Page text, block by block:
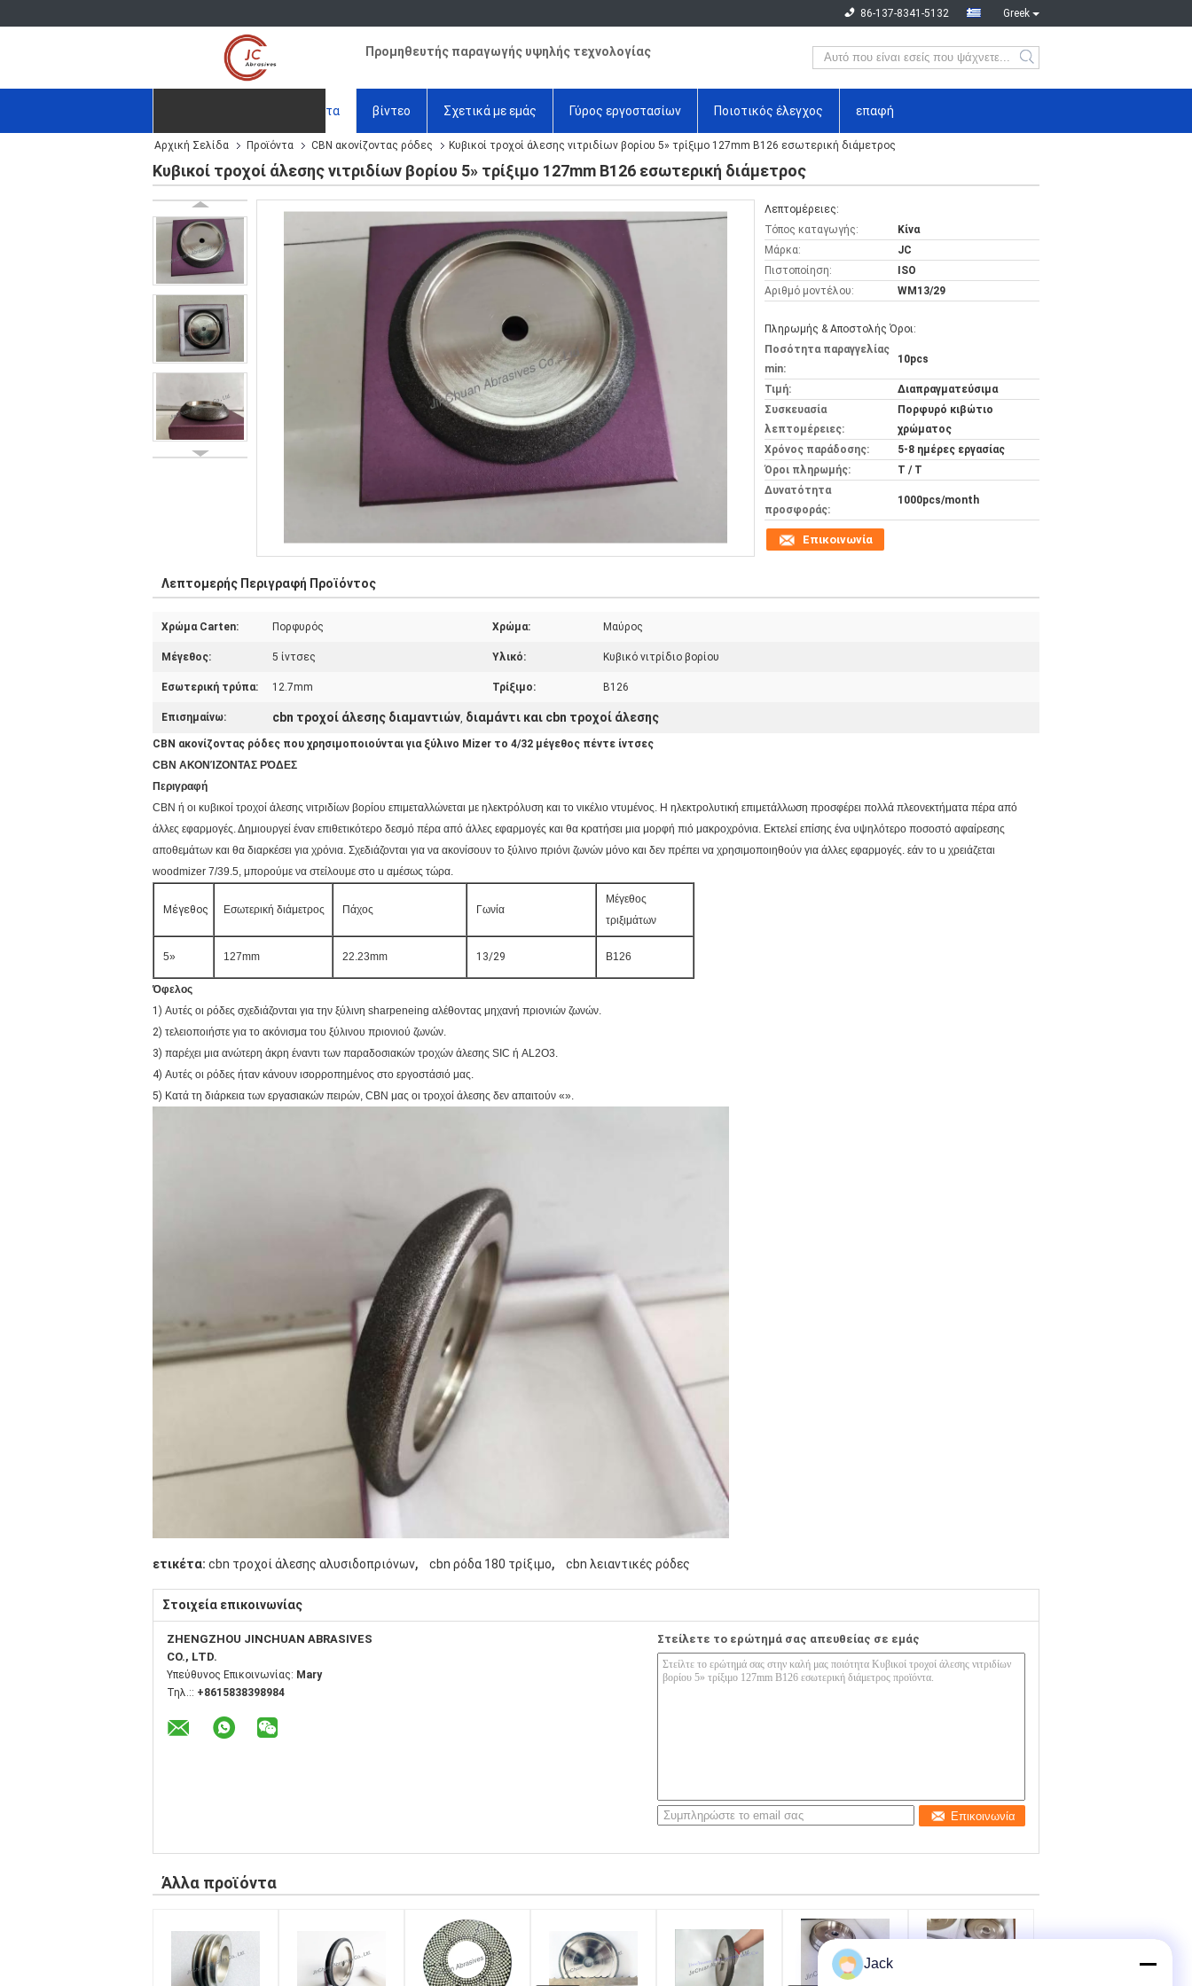
Greek
86-137-8341-5132
Προμηθευτής παραγωγής υψηλής τεχνολογίας
Προϊόντα βίντεο Σχετικά με εμάς Γύρος εργοστασίων Ποιοτικός έλεγχος επαφή
Ζητήστε ένα απόσπασμα
Αρχική Σελίδα Προϊόντα CBN ακονίζοντας ρόδες Κυβικοί τροχοί άλεσης νιτριδίων βορίου 5» τρίξιμο 127mm B126 εσωτερική διάμετρος
Κυβικοί τροχοί άλεσης νιτριδίων βορίου 5» τρίξιμο 127mm B126 εσωτερική διάμετρος
Λεπτομέρειες:
Τόπος καταγωγής:
Κίνα
Μάρκα:
JC
Πιστοποίηση:
ISO
Αριθμό μοντέλου:
WM13/29
Πληρωμής & Αποστολής Όροι:
Ποσότητα παραγγελίας
min:
10pcs
Τιμή:
Διαπραγματεύσιμα
Συσκευασία
λεπτομέρειες:
Πορφυρό κιβώτιο
χρώματος
Χρόνος παράδοσης:
5-8 ημέρες εργασίας
Όροι πληρωμής:
T / T
Δυνατότητα
προσφοράς:
1000pcs/month
Επικοινωνία
Λεπτομερής Περιγραφή Προϊόντος
Χρώμα Carten: Πορφυρός Χρώμα: Μαύρος
Μέγεθος: 5 ίντσες Υλικό: Κυβικό νιτρίδιο βορίου
Εσωτερική τρύπα: 12.7mm Τρίξιμο: B126
Επισημαίνω: cbn τροχοί άλεσης διαμαντιών, διαμάντι και cbn τροχοί άλεσης
CBN ακονίζοντας ρόδες που χρησιμοποιούνται για ξύλινο Mizer το 4/32 μέγεθος πέντε ίντσες
CBN ΑΚΟΝΊΖΟΝΤΑΣ ΡΌΔΕΣ
Περιγραφή
CBN ή οι κυβικοί τροχοί άλεσης νιτριδίων βορίου επιμεταλλώνεται με ηλεκτρόλυση και το νικέλιο ντυμένος. Η ηλεκτρολυτική επιμετάλλωση προσφέρει πολλά πλεονεκτήματα πέρα από
άλλες εφαρμογές. Δημιουργεί έναν επιθετικότερο δεσμό πέρα από άλλες εφαρμογές και θα κρατήσει μια μορφή πιό μακροχρόνια. Εκτελεί επίσης ένα υψηλότερο ποσοστό αφαίρεσης
αποθεμάτων και θα διαρκέσει για χρόνια. Σχεδιάζονται για να ακονίσουν το ξύλινο πριόνι ζωνών μόνο και δεν πρέπει να χρησιμοποιηθούν για άλλες εφαρμογές. εάν το u χρειάζεται
woodmizer 7/39.5, μπορούμε να στείλουμε στο u αμέσως τώρα.
Μέγεθος Εσωτερική διάμετρος Πάχος Γωνία
Μέγεθος
τριξιμάτων
5» 127mm 22.23mm 13/29 B126
Όφελος
1) Αυτές οι ρόδες σχεδιάζονται για την ξύλινη sharpeneing αλέθοντας μηχανή πριονιών ζωνών.
2) τελειοποιήστε για το ακόνισμα του ξύλινου πριονιού ζωνών.
3) παρέχει μια ανώτερη άκρη έναντι των παραδοσιακών τροχών άλεσης SIC ή AL2O3.
4) Αυτές οι ρόδες ήταν κάνουν ισορροπημένος στο εργοστάσιό μας.
5) Κατά τη διάρκεια των εργασιακών πειρών, CBN μας οι τροχοί άλεσης δεν απαιτούν «».
ετικέτα: cbn τροχοί άλεσης αλυσιδοπριόνων, cbn ρόδα 180 τρίξιμο, cbn λειαντικές ρόδες
Στοιχεία επικοινωνίας
ZHENGZHOU JINCHUAN ABRASIVES
CO., LTD.
Υπεύθυνος Επικοινωνίας: Mary
Τηλ.:: +8615838398984
Στείλετε το ερώτημά σας απευθείας σε εμάς
Επικοινωνία
Άλλα προϊόντα
Jack